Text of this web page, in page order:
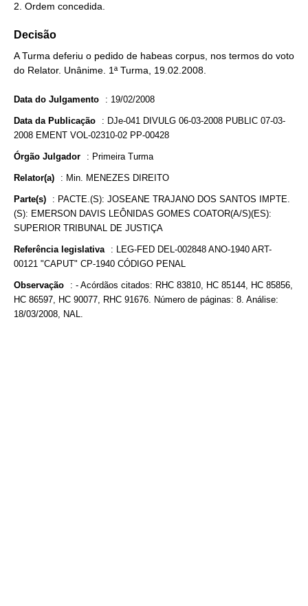
2. Ordem concedida.
Decisão
A Turma deferiu o pedido de habeas corpus, nos termos do voto
do Relator. Unânime. 1ª Turma, 19.02.2008.
Data do Julgamento : 19/02/2008
Data da Publicação : DJe-041 DIVULG 06-03-2008 PUBLIC 07-03-
2008 EMENT VOL-02310-02 PP-00428
Órgão Julgador : Primeira Turma
Relator(a) : Min. MENEZES DIREITO
Parte(s) : PACTE.(S): JOSEANE TRAJANO DOS SANTOS IMPTE.
(S): EMERSON DAVIS LEÔNIDAS GOMES COATOR(A/S)(ES):
SUPERIOR TRIBUNAL DE JUSTIÇA
Referência legislativa : LEG-FED DEL-002848 ANO-1940 ART-
00121 "CAPUT" CP-1940 CÓDIGO PENAL
Observação : - Acórdãos citados: RHC 83810, HC 85144, HC 85856,
HC 86597, HC 90077, RHC 91676. Número de páginas: 8. Análise:
18/03/2008, NAL.